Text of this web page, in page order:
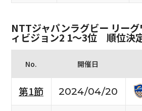
NTTジャパンラグビー リー
ィビジョン2 1〜3位 順位決
No. 開催日
第1節 2024/04/20